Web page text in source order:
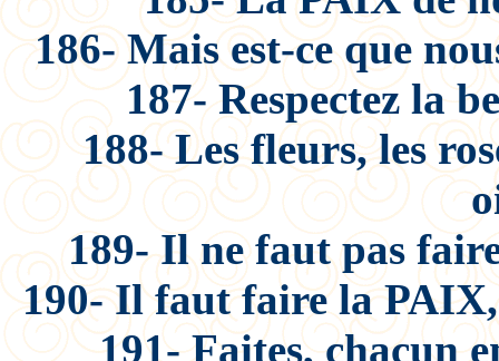
186- Mais est-ce que
187- Respectez la
188- Les fleurs, les
189- Il ne faut pas
190- Il faut faire la PAIX,
191- Faites, chacun